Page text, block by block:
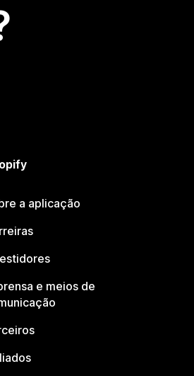
a aplicação
e meios de